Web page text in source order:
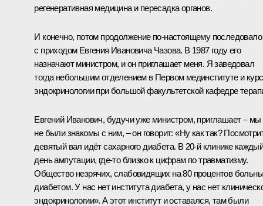
регенеративная медицина и пересадка органов.
И конечно, потом продолжение по-настоящему последовало
с приходом Евгения Ивановича Чазова. В 1987 году его
назначают министром, и он приглашает меня. Я заведовал
тогда небольшим отделением в Первом мединституте и
эндокринологии при большой факультетской кафедре
Евгений Иванович, будучи уже министром, приглашает – мы
не были знакомы с ним, – он говорит: «Ну как так?
девятый вал идёт сахарного диабета. В 20-й клинике
день ампутации, где-то близко к цифрам по травматизму.
Общество незрячих, слабовидящих на 80 процентов больны
диабетом. У нас нет института диабета, у нас нет
эндокринологии». А этот институт и оставался, там были